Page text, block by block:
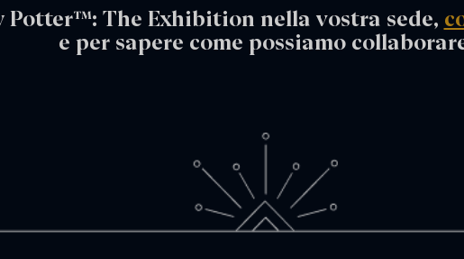
Potter™: The Exhibition nella vostra sede,
e per sapere come possiamo